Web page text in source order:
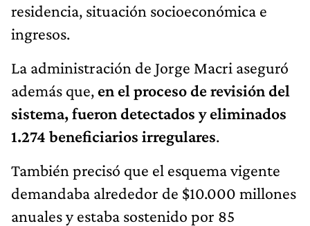
residencia, situación socioeconómica e
ingresos.
La administración de Jorge Macri aseguró
además que, en el proceso de revisión del
sistema, fueron detectados y eliminados
1.274 beneficiarios irregulares.
También precisó que el esquema vigente
demandaba alrededor de $10.000 millones
anuales y estaba sostenido por 85